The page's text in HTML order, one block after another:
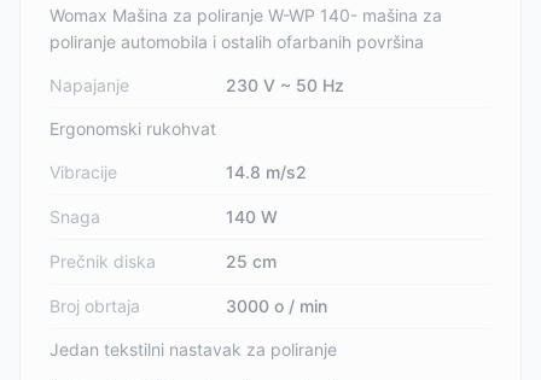
Womax Mašina za poliranje W-WP 140- mašina za
poliranje automobila i ostalih ofarbanih površina
Napajanje 230 V ~ 50 Hz
Ergonomski rukohvat
Vibracije 14.8 m/s2
Snaga 140 W
Prečnik diska 25 cm
Broj obrtaja 3000 o / min
Jedan tekstilni nastavak za poliranje